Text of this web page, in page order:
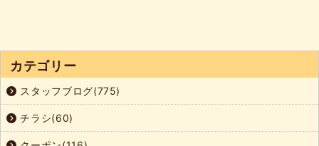
カテゴリー
スタッフブログ(775)
チラシ(60)